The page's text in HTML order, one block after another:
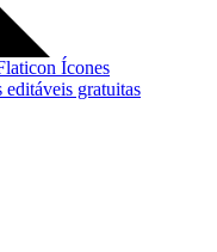
Ícones
editáveis gratuitas